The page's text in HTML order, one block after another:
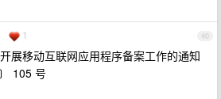
40
1
展移动互联网应用程序备案工作的通知
105 号